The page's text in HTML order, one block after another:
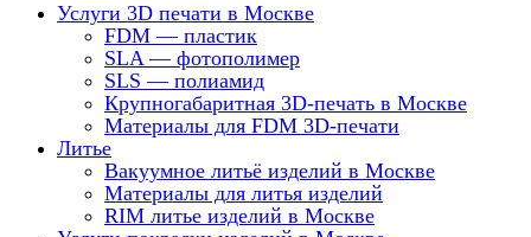
Услуги 3D печати в Москве
FDM — пластик
SLA — фотополимер
SLS — полиамид
Крупногабаритная 3D-печать в Москве
Материалы для FDM 3D-печати
Литье
Вакуумное литьё изделий в Москве
Материалы для литья изделий
RIM литье изделий в Москве